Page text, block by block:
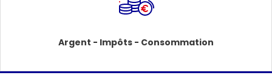
Argent - Impôts - Consommation